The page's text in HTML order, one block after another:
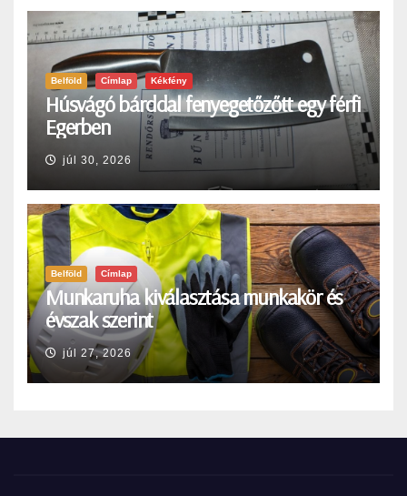
Belföld Címlap Kékfény
Húsvágó bárddal fenyegetőzőtt egy férfi
Egerben
júl 30, 2026
Belföld Címlap
Munkaruha kiválasztása munkakör és
évszak szerint
júl 27, 2026